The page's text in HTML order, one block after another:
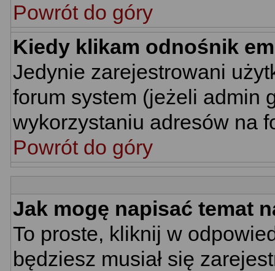
Powrót do góry
Kiedy klikam odnośnik
Jedynie zarejestrowani
forum system (jeżeli admin
wykorzystaniu adresów na
Powrót do góry
Jak mogę napisać temat
To proste, kliknij w
będziesz musiał się